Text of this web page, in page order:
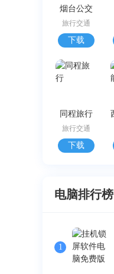
烟台公交
旅行交通
下载
同程旅行
旅行交通
下载
电脑排行榜
1